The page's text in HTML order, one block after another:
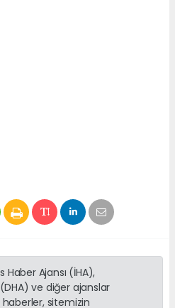
Haber Ajansı (İHA),
ve diğer ajanslar
sitemizin